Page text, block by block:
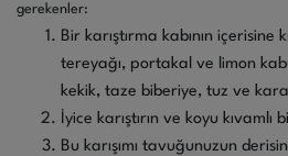
gerekenler:
Bir karıştırma kabının içerisine
tereyağı, portakal ve limon
kekik, taze biberiye, tuz ve
İyice karıştırın ve koyu kıvamlı
Bu karışımı tavuğunuzun